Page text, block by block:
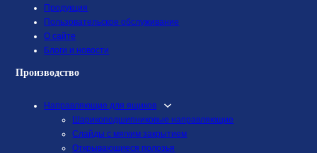
Продукция
Пользовательское обслуживание
О сайте
Блоги и новости
Производство
Направляющие для ящиков
Шарикоподшипниковые направляющие
Слайды с мягким закрытием
Открывающиеся полозья